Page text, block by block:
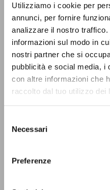
Utilizziamo i cookie per
annunci, per fornire
analizzare il nostro
informazioni sul modo in
nostri partner che si
pubblicità e social media, i
con altre informazioni che
raccolto dal tuo utilizzo dei
delNecessari
Preferenze
Giussani Luigi Autor
Italiano
Litterae Communionis-
1995
Páginas: 3